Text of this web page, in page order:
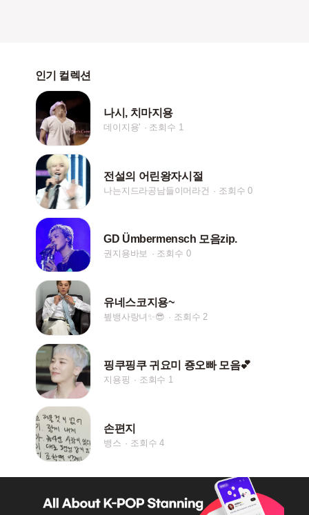
인기 컬렉션
나시, 치마지용
데이지용' 조회수 1
전설의 어린왕자시절
나는지드라공남들이머라건 조회수 0
GD Ümbermensch 모음zip.
권지용바보 조회수 0
유네스코지용~
빂뱅사랑녀✨😎 조회수 2
핑쿠핑쿠 귀요미 죵오빠 모음💕
지용핑 조회수 1
손편지
뱅스 조회수 4